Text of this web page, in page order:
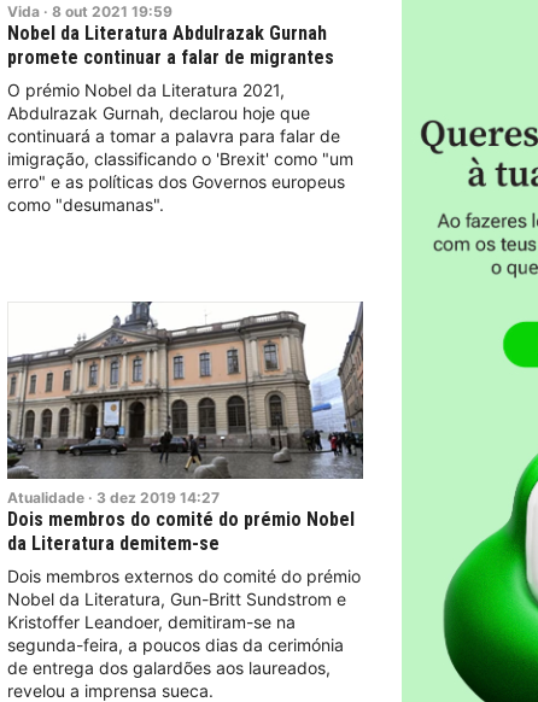
Vida · 8 out 2021 19:59
Nobel da Literatura Abdulrazak Gurnah
promete continuar a falar de migrantes
O prémio Nobel da Literatura 2021,
Abdulrazak Gurnah, declarou hoje que
continuará a tomar a palavra para falar de
imigração, classificando o 'Brexit' como "um
erro" e as políticas dos Governos europeus
como "desumanas".
Atualidade · 3 dez 2019 14:27
Dois membros do comité do prémio Nobel
da Literatura demitem-se
Dois membros externos do comité do prémio
Nobel da Literatura, Gun-Britt Sundstrom e
Kristoffer Leandoer, demitiram-se na
segunda-feira, a poucos dias da cerimónia
de entrega dos galardões aos laureados,
revelou a imprensa sueca.